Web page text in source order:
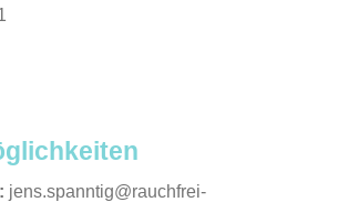
jens.spanntig@rauchfrei-